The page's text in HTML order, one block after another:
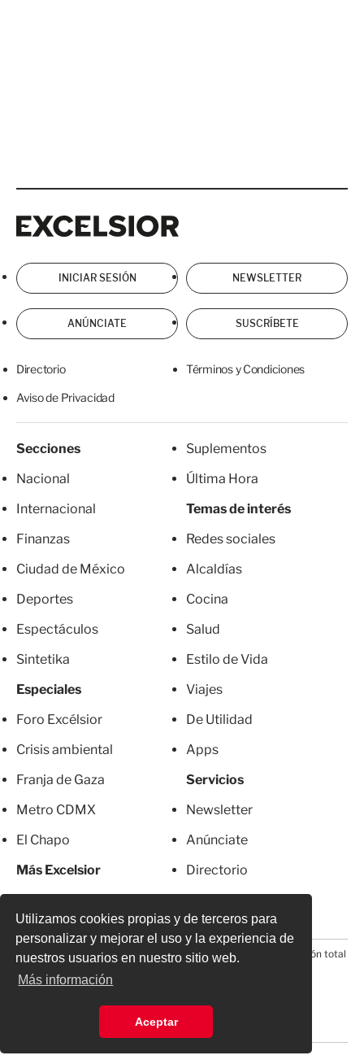
Utilizamos cookies propias y de terceros para
personalizar y mejorar el uso y la experiencia de
nuestros usuarios en nuestro sitio web.
Más información
Aceptar
INICIAR SESIÓN NEWSLETTER
ANÚNCIATE SUSCRÍBETE
Directorio Términos y Condiciones
Aviso de Privacidad
Secciones
Nacional
Internacional
Finanzas
Ciudad de México
Deportes
Espectáculos
Sintetika
Especiales
Foro Excélsior
Crisis ambiental
Franja de Gaza
Metro CDMX
El Chapo
Más Excelsior
Suplementos
Última Hora
Temas de interés
Redes sociales
Alcaldías
Cocina
Salud
Estilo de Vida
Viajes
De Utilidad
Apps
Servicios
Newsletter
Anúnciate
Directorio
© 2026 Todos los derechos reservados. Prohibida la reproducción total
o parcial, incluyendo cualquier medio electrónico*